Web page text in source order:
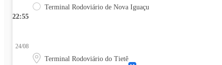
22:55
Terminal Rodoviário de Nova Iguaçu
24/08
Terminal Rodoviário do Tietê